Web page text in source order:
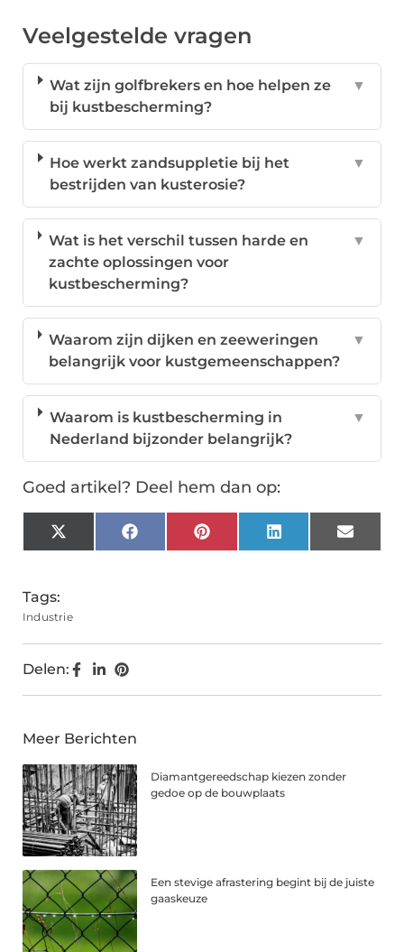
Veelgestelde vragen
Wat zijn golfbrekers en hoe helpen ze
bij kustbescherming?
▼
Hoe werkt zandsuppletie bij het
bestrijden van kusterosie?
▼
Wat is het verschil tussen harde en
zachte oplossingen voor
kustbescherming?
▼
Waarom zijn dijken en zeeweringen
belangrijk voor kustgemeenschappen?
▼
Waarom is kustbescherming in
Nederland bijzonder belangrijk?
▼
Goed artikel? Deel hem dan op:
X
(Twitter)
FacebookPinterestLinkedIn Email
Tags:
Industrie
Delen:
Meer Berichten
Diamantgereedschap kiezen zonder
gedoe op de bouwplaats
Een stevige afrastering begint bij de juiste
gaaskeuze